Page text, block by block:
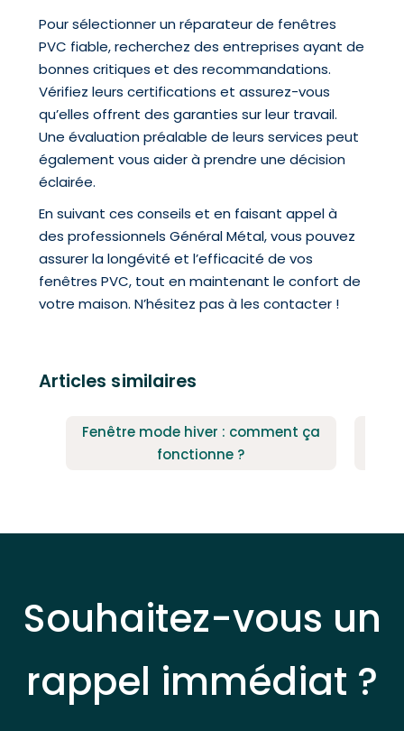
Pour sélectionner un réparateur de fenêtres
PVC fiable, recherchez des entreprises ayant de
bonnes critiques et des recommandations.
Vérifiez leurs certifications et assurez-vous
qu’elles offrent des garanties sur leur travail.
Une évaluation préalable de leurs services peut
également vous aider à prendre une décision
éclairée.
En suivant ces conseils et en faisant appel à
des professionnels Général Métal, vous pouvez
assurer la longévité et l’efficacité de vos
fenêtres PVC, tout en maintenant le confort de
votre maison. N’hésitez pas à les contacter !
Articles similaires
Fenêtre mode hiver : comment ça
fonctionne ?
Souhaitez-vous un
rappel immédiat ?